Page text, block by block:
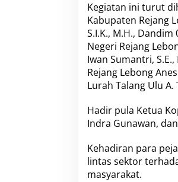
Kegiatan ini turut
Kabupaten Rejang
S.I.K., M.H.,
Negeri Rejang
Iwan Sumantri,
Rejang Lebong
Lurah Talang Ulu A.
Hadir pula Ketua
Indra Gunawan,
Kehadiran para
lintas sektor
masyarakat.